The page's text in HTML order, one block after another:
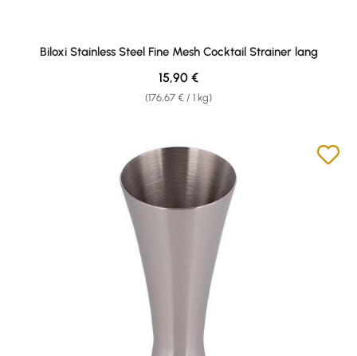
Biloxi Stainless Steel Fine Mesh Cocktail Strainer lang
(176,67 € / 1 kg)
Regular price:
15,90 €